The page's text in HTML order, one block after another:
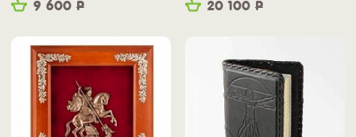
9 600 Р 20 100 Р